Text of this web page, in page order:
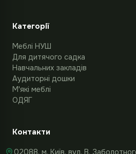
Категорії
Меблі НУШ
Для дитячого садка
Навчальних закладів
Аудиторні дошки
М'які меблі
ОДЯГ
Контакти
02088, м. Київ, вул. В.